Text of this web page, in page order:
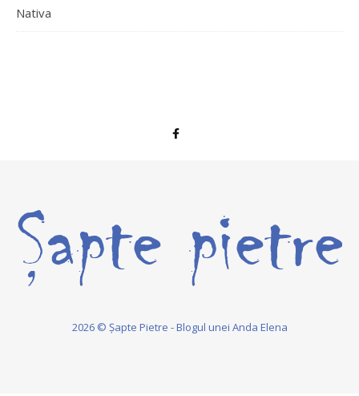
Nativa
2026 © Șapte Pietre - Blogul unei Anda Elena